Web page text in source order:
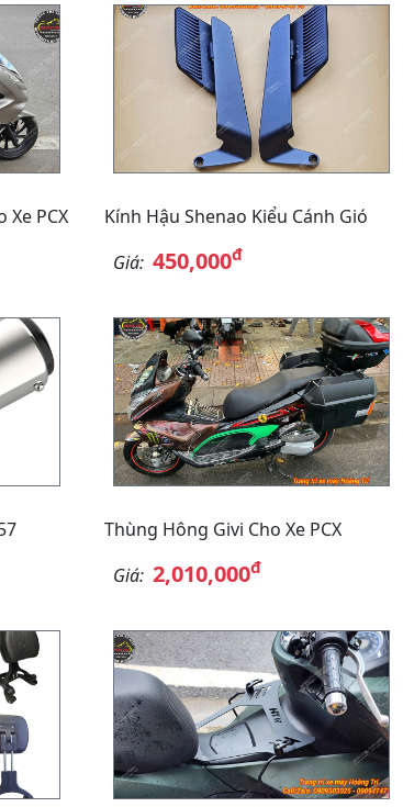
PCX
Kính Hậu Shenao Kiểu Cánh Gió
Giá: 450,000đ
Thùng Hông Givi Cho Xe PCX
Giá: 2,010,000đ